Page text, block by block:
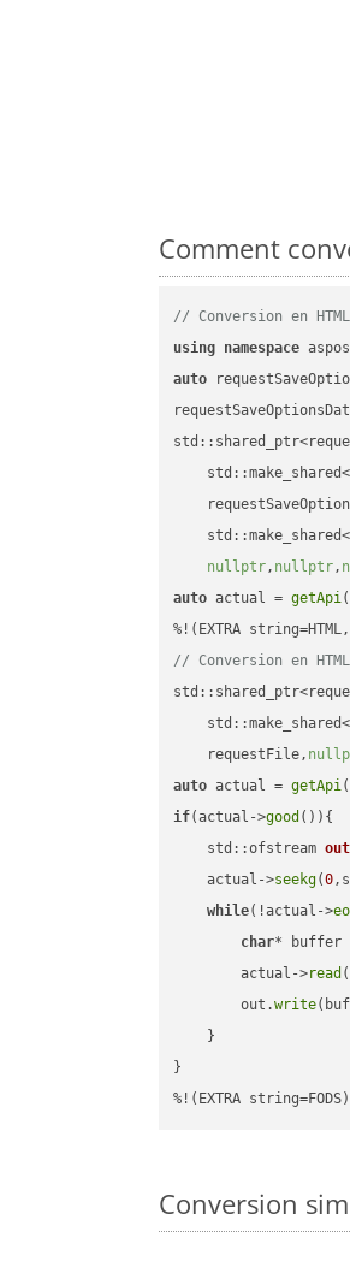
Comment
// Conversion en
using namespace
auto
nullptr, nullptr,
auto actual = getApi
// Conversion en
    requestFile,
auto actual = getApi
if(actual->good ()){
std::ofstream out
    actual->
seekg(0
while(!actual->
char* buffer
        actual->
read
        out.
write
    }
}
%!(EXTRA string=FODS)
Conversion